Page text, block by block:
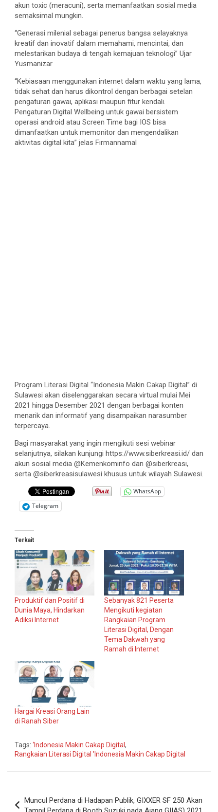
akun toxic (meracuni), serta memanfaatkan sosial media
semaksimal mungkin.
“Generasi milenial sebagai penerus bangsa selayaknya
kreatif dan inovatif dalam memahami, mencintai, dan
melestarikan budaya di tengah kemajuan teknologi” Ujar
Yusmanizar
“Kebiasaan menggunakan internet dalam waktu yang lama,
tidak sehat dan harus dikontrol dengan berbagai setelan
pengaturan gawai, aplikasi maupun fitur kendali.
Pengaturan Digital Wellbeing untuk gawai bersistem
operasi android atau Screen Time bagi IOS bisa
dimanfaatkan untuk memonitor dan mengendalikan
aktivitas digital kita” jelas Firmannamal
Program Literasi Digital “Indonesia Makin Cakap Digital” di
Sulawesi akan diselenggarakan secara virtual mulai Mei
2021 hingga Desember 2021 dengan berbagai konten
menarik dan informatif yang disampaikan narasumber
terpercaya.
Bagi masyarakat yang ingin mengikuti sesi webinar
selanjutnya, silakan kunjungi https://www.siberkreasi.id/ dan
akun sosial media @Kemenkominfo dan @siberkreasi,
serta @siberkreasisulawesi khusus untuk wilayah Sulawesi.
WhatsApp
Telegram
Terkait
Produktif dan Positif di
Dunia Maya, Hindarkan
Adiksi Internet
Sebanyak 821 Peserta
Mengikuti kegiatan
Rangkaian Program
Literasi Digital, Dengan
Tema Dakwah yang
Ramah di Internet
Hargai Kreasi Orang Lain
di Ranah Siber
Tags: ‘Indonesia Makin Cakap Digital,
Rangkaian Literasi Digital 'Indonesia Makin Cakap Digital
pos
Muncul Perdana di Hadapan Publik, GIXXER SF 250 Akan